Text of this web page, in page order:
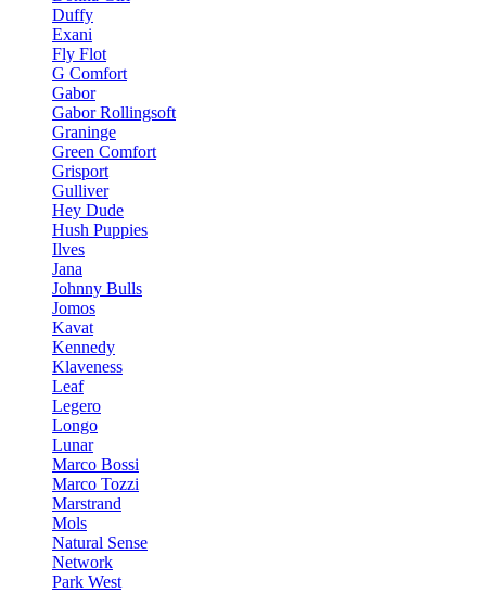
Duffy
Exani
Fly Flot
G Comfort
Gabor
Gabor Rollingsoft
Graninge
Green Comfort
Grisport
Gulliver
Hey Dude
Hush Puppies
Ilves
Jana
Johnny Bulls
Jomos
Kavat
Kennedy
Klaveness
Leaf
Legero
Longo
Lunar
Marco Bossi
Marco Tozzi
Marstrand
Mols
Natural Sense
Network
Park West